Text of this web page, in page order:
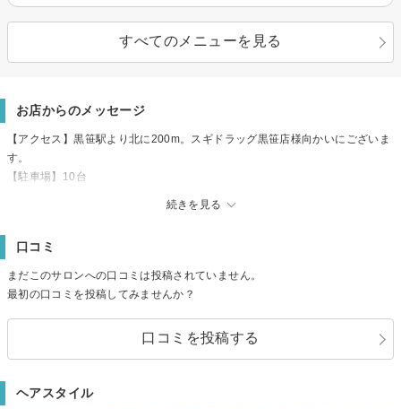
すべてのメニューを見る
お店からのメッセージ
続きを見る
【アクセス】黒笹駅より北に200m。スギドラッグ黒笹店様向かいにございま
す。
【駐車場】10台
問い合わせください。カウンセリングを大切にさせて頂いております《縮毛
口コミ
まだこのサロンへの口コミは投稿されていません。
最初の口コミを投稿してみませんか？
口コミを投稿する
ヘアスタイル